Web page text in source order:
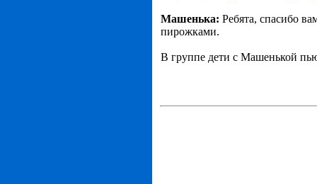
Машенька: Ребята, спасибо
пирожками.
В группе дети с Машенькой